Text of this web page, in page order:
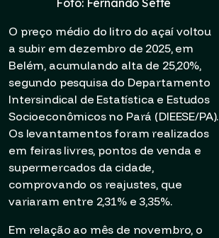
O preço médio do litro do açaí voltou
a subir em dezembro de 2025, em
Belém, acumulando alta de 25,20%,
segundo pesquisa do Departamento
Intersindical de Estatística e Estudos
Socioeconômicos no Pará (DIEESE/PA).
Os levantamentos foram realizados
em feiras livres, pontos de venda e
supermercados da cidade,
comprovando os reajustes, que
variaram entre 2,31% e 3,35%.
Em relação ao mês de novembro, o